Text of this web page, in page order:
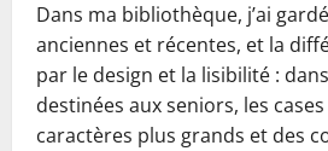
Dans ma bibliothèque, j’ai
anciennes et récentes, et la
par le design et la lisibilité :
destinées aux seniors, les
caractères plus grands et des